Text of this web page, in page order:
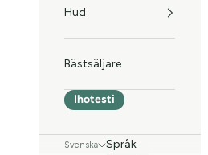
Hud
Bästsäljare
Ihotesti
Svenska
Språk